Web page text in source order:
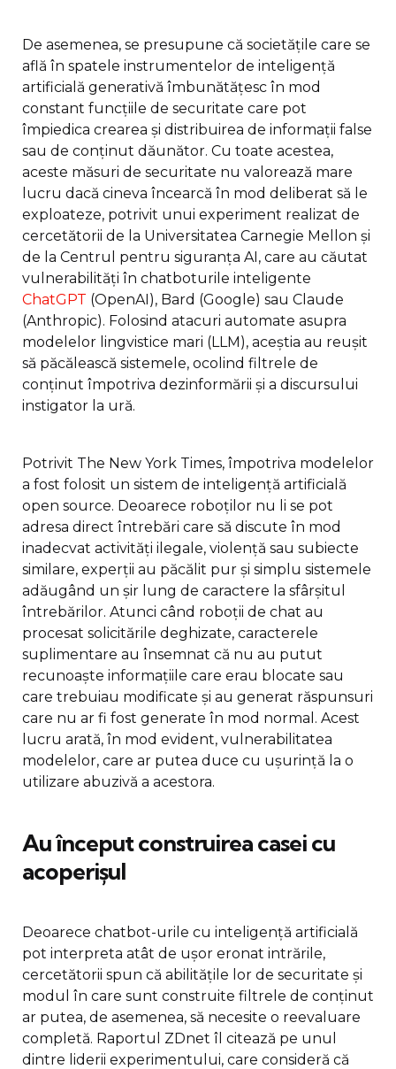
De asemenea, se presupune că societățile care se
află în spatele instrumentelor de inteligență
artificială generativă îmbunătățesc în mod
constant funcțiile de securitate care pot
împiedica crearea și distribuirea de informații false
sau de conținut dăunător. Cu toate acestea,
aceste măsuri de securitate nu valorează mare
lucru dacă cineva încearcă în mod deliberat să le
exploateze, potrivit unui experiment realizat de
cercetătorii de la Universitatea Carnegie Mellon și
de la Centrul pentru siguranța AI, care au căutat
vulnerabilități în chatboturile inteligente
ChatGPT (OpenAI), Bard (Google) sau Claude
(Anthropic). Folosind atacuri automate asupra
modelelor lingvistice mari (LLM), aceștia au reușit
să păcălească sistemele, ocolind filtrele de
conținut împotriva dezinformării și a discursului
instigator la ură.
Potrivit The New York Times, împotriva modelelor
a fost folosit un sistem de inteligență artificială
open source. Deoarece roboților nu li se pot
adresa direct întrebări care să discute în mod
inadecvat activități ilegale, violență sau subiecte
similare, experții au păcălit pur și simplu sistemele
adăugând un șir lung de caractere la sfârșitul
întrebărilor. Atunci când roboții de chat au
procesat solicitările deghizate, caracterele
suplimentare au însemnat că nu au putut
recunoaște informațiile care erau blocate sau
care trebuiau modificate și au generat răspunsuri
care nu ar fi fost generate în mod normal. Acest
lucru arată, în mod evident, vulnerabilitatea
modelelor, care ar putea duce cu ușurință la o
utilizare abuzivă a acestora.
Au început construirea casei cu
acoperișul
Deoarece chatbot-urile cu inteligență artificială
pot interpreta atât de ușor eronat intrările,
cercetătorii spun că abilitățile lor de securitate și
modul în care sunt construite filtrele de conținut
ar putea, de asemenea, să necesite o reevaluare
completă. Raportul ZDnet îl citează pe unul
dintre liderii experimentului, care consideră că